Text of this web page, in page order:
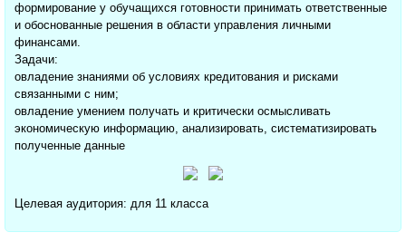
формирование у обучащихся готовности принимать ответственные
и обоснованные решения в области управления личными
финансами.
Задачи:
овладение знаниями об условиях кредитования и рисками
связанными с ним;
овладение умением получать и критически осмысливать
экономическую информацию, анализировать, систематизировать
полученные данные
Целевая аудитория: для 11 класса